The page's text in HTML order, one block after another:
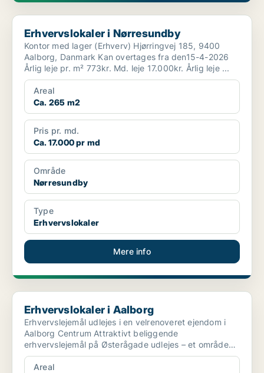
Erhvervslokaler i Nørresundby
Erhvervslokaler i Nørresundby
Kontor med lager (Erhverv) Hjørringvej 185, 9400
Aalborg, Danmark Kan overtages fra den15-4-2026
Årlig leje pr. m² 773kr. Md. leje 17.000kr. Årlig leje ...
Areal
Ca. 265 m2
Pris pr. md.
Ca. 17.000 pr md
Område
Nørresundby
Type
Erhvervslokaler
Mere info
Erhvervslokaler i Aalborg
Erhvervslokaler i Aalborg
Erhvervslejemål udlejes i en velrenoveret ejendom i
Aalborg Centrum Attraktivt beliggende
erhvervslejemål på Østerågade udlejes – et område
karakterise...
Areal